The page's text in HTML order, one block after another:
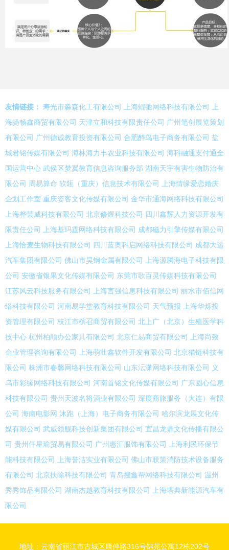
友情链接： 寿光市淼森化工有限公司 上海鲲弛网络科技有限公司
上
海扬畅鑫商贸有限公司 天津立和科技有限责任公司 广州笔创展览策划
有限公司 广州德诚教育投资有限公司 合肥醉鸟电子商务有限公司 盐
城君铭传媒有限公司 海林海力丰农业科技有限公司 海科融通支付通全
国运营中心 武侯区梦翼教育信息咨询服务部 湖南天宇有害生物防治有
限公司
周易算命 软瓴（重庆）信息技术有限公司
上海情缘爱恋婚庆
企划工作室 重庆姿客文化传媒有限公司 金华市通海网络科技有限公司
上海桦芸威科技有限公司 北京修煜科技公司 四川鑫辉人力资源开发有
限责任公司
上海基玛霆网络科技有限公司 成都磁力引擎传媒有限公司
上海恰麦生物科技有限公司 四川蓝奥科启网络科技有限公司 成都大运
汽车集团有限公司 佛山市昊钢金属有限公司
上海源腾海电子科技有限
公司 安徽省银果文化传媒有限公司 东莞市歌百灵传媒科技有限公司
江苏风云科技服务有限公司
上海言强信息科技有限公司 丽水市佰信网
络科技有限公司 河南易学堂教育科技有限公司 天气预报
上海华烁投
资管理有限公司 枝江市槟召商贸有限公司 北上广（北京）生殖医学科
技中心 杭州柏顺办公家具有限公司 北京仁易商贸有限公司
上海尚致
企业管理咨询有限公司
上海萌壮鑫软件开发有限公司 北京猫链科技有
限公司 株洲市春馨网络科技有限公司 山东沄潇网络科技有限公司
义
乌市彩缘网络科技有限公司 河南首铭文化传媒有限公司 广东圆心信息
科技有限公司 贵州天波名将酒业有限公司 深度商旅服务（大连）有限
公司 海南电影网 沐跑（上海）电子商务有限公司 哈尔滨龙展文化传
媒有限公司 武威领舰科技创新集团有限公司 宜昌龙鼎文化传播有限公
司 贵州仟星瑜贸易有限公司 广州惠汇服饰有限公司
上海利民环保节
能科技有限公司
上海誉洁实业有限公司 佛山市联策消防技术设备服务
有限公司 北京扶除科技有限公司 青岛搜鑫帮网络科技有限公司 温州
秀秀饰品有限公司 湖南杰越教育科技有限公司
上海塔典新能源汽车有
限公司
地址：云南省丽江市古城区康仲路316号锦苑公寓12栋202号